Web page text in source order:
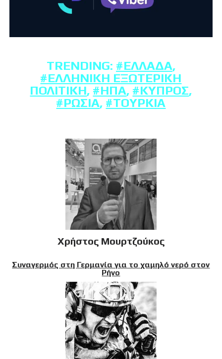
TRENDING: #ΕΛΛΆΔΑ,
#ΕΛΛΗΝΙΚΉ ΕΞΩΤΕΡΙΚΉ
ΠΟΛΙΤΙΚΉ, #ΗΠΑ, #ΚΎΠΡΟΣ,
#ΡΩΣΊΑ, #ΤΟΥΡΚΊΑ
Χρήστος Μουρτζούκος
Συναγερμός στη Γερμανία για το χαμηλό νερό στον
Ρήνο